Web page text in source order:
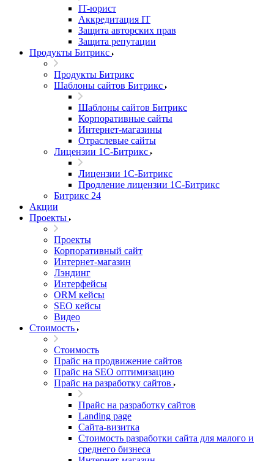
IT-юрист
Аккредитация IT
Защита авторских прав
Защита репутации
Продукты Битрикс
Продукты Битрикс
Шаблоны сайтов Битрикс
Шаблоны сайтов Битрикс
Корпоративные сайты
Интернет-магазины
Отраслевые сайты
Лицензии 1С-Битрикс
Лицензии 1С-Битрикс
Продление лицензии 1С-Битрикс
Битрикс 24
Акции
Проекты
Проекты
Корпоративный сайт
Интернет-магазин
Лэндинг
Интерфейсы
ORM кейсы
SEO кейсы
Видео
Стоимость
Стоимость
Прайс на продвижение сайтов
Прайс на SEO оптимизацию
Прайс на разработку сайтов
Прайс на разработку сайтов
Landing page
Cайта-визитка
Стоимость разработки сайта для малого и
среднего бизнеса